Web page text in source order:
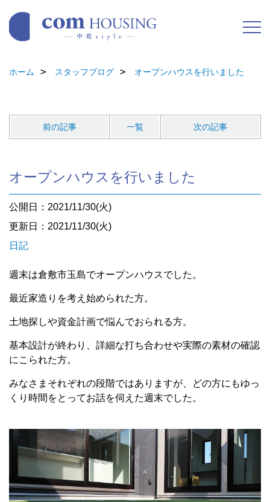
ホーム スタッフブログ オープンハウスを行いました
前の記事 一覧 次の記事
オープンハウスを行いました
公開日：2021/11/30(火)
更新日：2021/11/30(火)
日記
週末は倉敷市玉島でオープンハウスでした。
最近家造りを考え始められた方。
土地探しや資金計画で悩んでおられる方。
基本設計が終わり、詳細な打ち合わせや実際の素材の確認
にこられた方。
みなさまそれぞれの段階ではありますが、どの方にもゆっ
くり時間をとってお話を伺えた週末でした。